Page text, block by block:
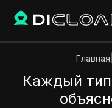
Главная
Каждый тип